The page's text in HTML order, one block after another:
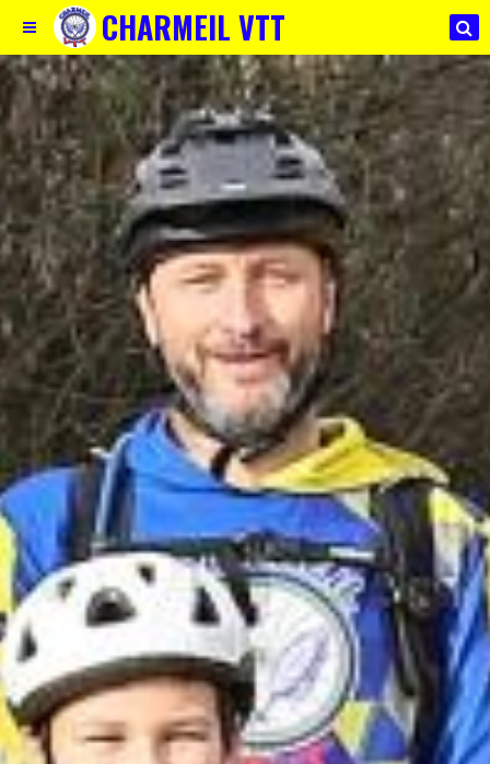
CHARMEIL VTT